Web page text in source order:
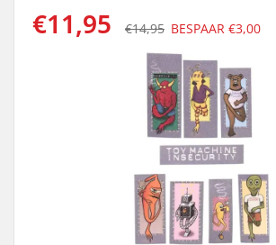
€11,95 €14,95 BESPAAR €3,00